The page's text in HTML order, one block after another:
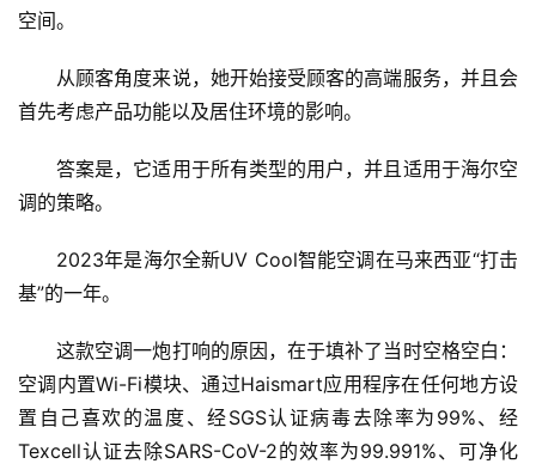
空间。
从顾客角度来说，她开始接受顾客的高端服务，并且会
首先考虑产品功能以及居住环境的影响。
答案是，它适用于所有类型的用户，并且适用于海尔空
调的策略。
2023年是海尔全新UV Cool智能空调在马来西亚“打击
基”的一年。
这款空调一炮打响的原因，在于填补了当时空格空白：
空调内置Wi-Fi模块、通过Haismart应用程序在任何地方设
置自己喜欢的温度、经SGS认证病毒去除率为99%、经
Texcell认证去除SARS-CoV-2的效率为99.991%、可净化